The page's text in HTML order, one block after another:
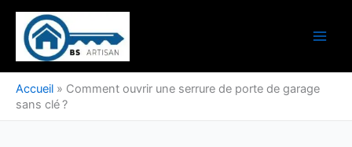
Aller
contenu
Accueil » Comment ouvrir une serrure de porte de garage
sans clé ?